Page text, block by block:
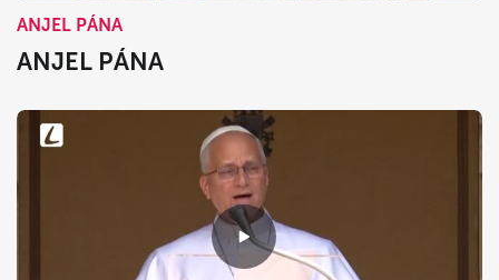
ANJEL PÁNA
ANJEL PÁNA